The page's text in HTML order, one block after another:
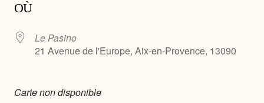
OÙ
Le Pasino
21 Avenue de l'Europe, Aix-en-Provence, 13090
Carte non disponible